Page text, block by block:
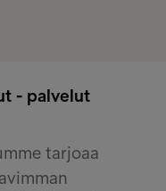
- palvelut
tarjoaa